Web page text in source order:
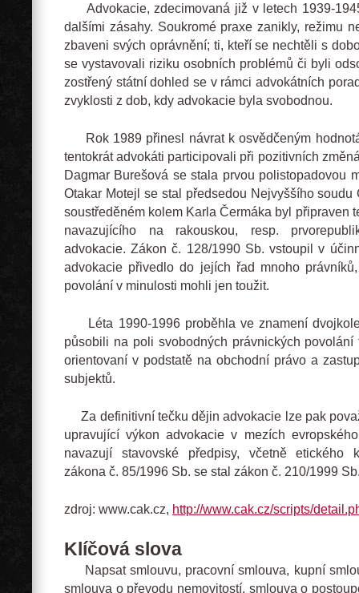
Advokacie, zdecimovaná již v letech 1939-
dalšími zásahy. Soukromé praxe zanikly, režimu
zbaveni svých oprávnění; ti, kteří se nechtěli s
se vystavovali riziku osobních problémů či byli
zostřený státní dohled se v rámci advokátních
zvyklosti z dob, kdy advokacie byla svobodnou.
Rok 1989 přinesl návrat k osvědčeným
tentokrát advokáti participovali při pozitivních
Dagmar Burešová se stala prvou polistopadovou
Otakar Motejl se stal předsedou Nejvyššího soudu
soustředěném kolem Karla Čermáka byl připraven
navazujícího na rakouskou, resp.
advokacie. Zákon č. 128/1990 Sb. vstoupil v
advokacie přivedlo do jejích řad mnoho
povolání v minulosti mohli jen toužit.
Léta 1990-1996 proběhla ve znamení
působili na poli svobodných právnických povolání
orientovaní v podstatě na obchodní právo a
subjektů.
Za definitivní tečku dějin advokacie lze pak
upravující výkon advokacie v mezích
navazují stavovské předpisy, včetně etického
zákona č. 85/1996 Sb. se stal zákon č. 210/1999
zdroj: www.cak.cz, http://www.cak.cz/scripts/
Klíčová slova
Napsat smlouvu, pracovní smlouva, kupní
smlouva o převodu nemovitostí, smlouva o